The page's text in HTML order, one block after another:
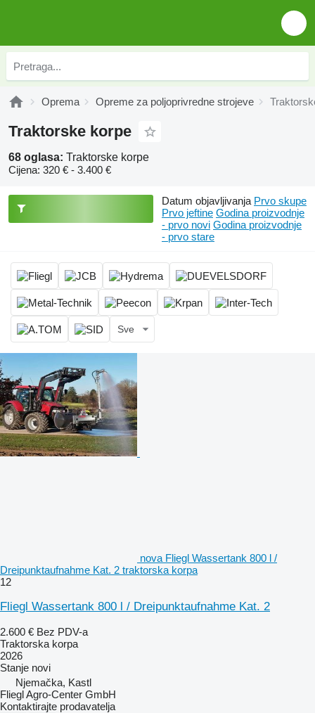
Oprema Opreme za poljoprivredne strojeve
Traktorske korpe
68 oglasa: Traktorske korpe
Cijena: 320 € - 3.400 €
Datum objavljivanja Prvo skupe
Prvo jeftine Godina proizvodnje
- prvo novi Godina proizvodnje
- prvo stare
Sve
nova Fliegl Wassertank 800 l /
Dreipunktaufnahme Kat. 2 traktorska korpa
12
Fliegl Wassertank 800 l / Dreipunktaufnahme Kat. 2
2.600 € Bez PDV-a
Traktorska korpa
2026
Stanje novi
Njemačka, Kastl
Fliegl Agro-Center GmbH
Kontaktirajte prodavatelja